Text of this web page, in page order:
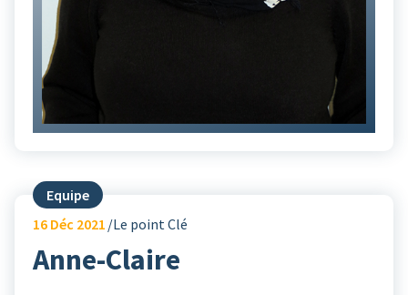
Equipe
16 Déc 2021 Le point Clé
Anne-Claire